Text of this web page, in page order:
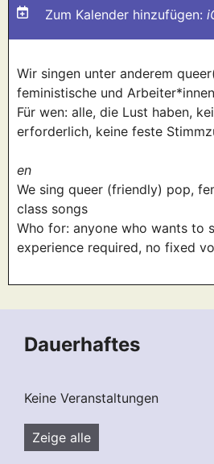
Zum Kalender hinzufügen:
Wir singen unter anderem
feministische und
Für wen: alle, die Lust haben,
erforderlich, keine feste
en
We sing queer (friendly) pop,
class songs
Who for: anyone who wants to
experience required, no fixed
Dauerhaftes
Keine Veranstaltungen
Zeige alle